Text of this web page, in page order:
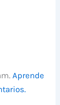
Aprende